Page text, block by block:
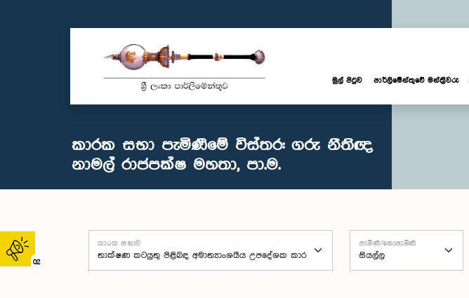
02
මුල් පිටුව පාර්ලි‌මේන්තුවේ මන්ත්‍රීවරු
කාරක සභා පැමිණීමේ විස්තර: ගරු නීතිඥ
නාමල් රාජපක්ෂ මහතා, පා.ම.
කාරක සභාව පැමිණි/නොපැමිණි